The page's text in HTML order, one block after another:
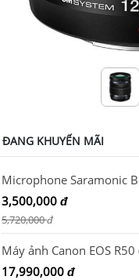
KHUYẾN MÃI
Microphone Saramonic
3,500,000 đ
5,720,000đ
17,990,000 đ